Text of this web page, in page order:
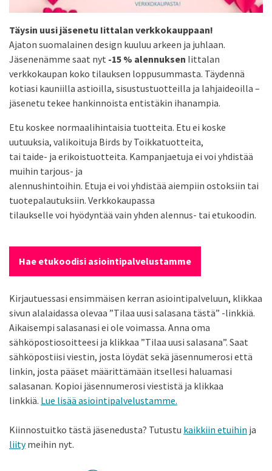
Täysin uusi jäsenetu Iittalan verkkokauppaan!
Ajaton suomalainen design kuuluu arkeen ja juhlaan.
Jäsenenämme saat nyt -15 % alennuksen Iittalan
verkkokaupan koko tilauksen loppusummasta. Täydennä
kotiasi kauniilla astioilla, sisustustuotteilla ja lahjaideoilla –
jäsenetu tekee hankinnoista entistäkin ihanampia.
Etu koskee normaalihintaisia tuotteita. Etu ei koske
uutuuksia, valikoituja Birds by Toikkatuotteita,
tai taide- ja erikoistuotteita. Kampanjaetuja ei voi yhdistää
muihin tarjous- ja
alennushintoihin. Etuja ei voi yhdistää aiempiin ostoksiin tai
tuotepalautuksiin. Verkkokaupassa
tilaukselle voi hyödyntää vain yhden alennus- tai etukoodin.
Hae etukoodisi asiointipalvelustamme
Kirjautuessasi ensimmäisen kerran asiointipalveluun, klikkaa
sivun alalaidassa olevaa ”Tilaa uusi salasana tästä” -linkkiä.
Aikaisempi salasanasi ei ole voimassa. Anna oma
sähköpostiosoitteesi ja klikkaa ”Tilaa uusi salasana”. Saat
sähköpostiisi viestin, josta löydät sekä jäsennumerosi että
linkin, josta pääset määrittämään itsellesi haluamasi
salasanan. Kopioi jäsennumerosi viestistä ja klikkaa
linkkiä. Lue lisää asiointipalvelustamme.
Kiinnostuitko tästä jäsenedusta? Tutustu kaikkiin etuihin ja
liitymeihin nyt.